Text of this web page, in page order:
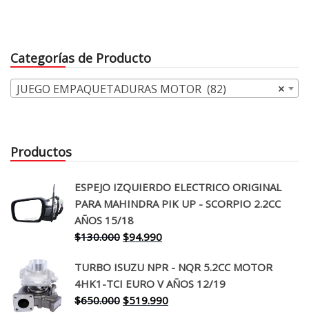
$38.000.$27.990.
Categorías de Producto
×
JUEGO EMPAQUETADURAS MOTOR (82)
Productos
ESPEJO IZQUIERDO ELECTRICO ORIGINAL
PARA MAHINDRA PIK UP - SCORPIO 2.2CC
AÑOS 15/18
$130.000 El
original
era:
$130.000.
$94.990El
actual
es:
$94.990.
TURBO ISUZU NPR - NQR 5.2CC MOTOR
4HK1-TCI EURO V AÑOS 12/19
$650.000 El
$519.990El